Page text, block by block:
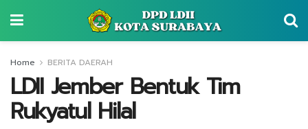
Home BERITA DAERAH
LDII Jember Bentuk Tim
Rukyatul Hilal